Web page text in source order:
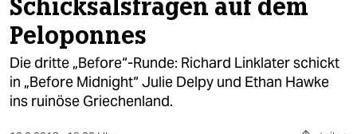
politik
öko
gesellschaft
Schicksalsfragen auf dem
Peloponnes
Die dritte „Before“-Runde: Richard Linklater schickt
in „Before Midnight“ Julie Delpy und Ethan Hawke
ins ruinöse Griechenland.